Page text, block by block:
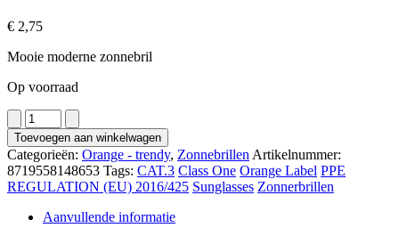
€ 2,75
Mooie moderne zonnebril
Op voorraad
2904
aantal
Toevoegen aan winkelwagen
Categorieën: Orange - trendy, Zonnebrillen Artikelnummer:
8719558148653 Tags: CAT.3 Class One Orange Label PPE
REGULATION (EU) 2016/425 Sunglasses Zonnerbrillen
Aanvullende informatie